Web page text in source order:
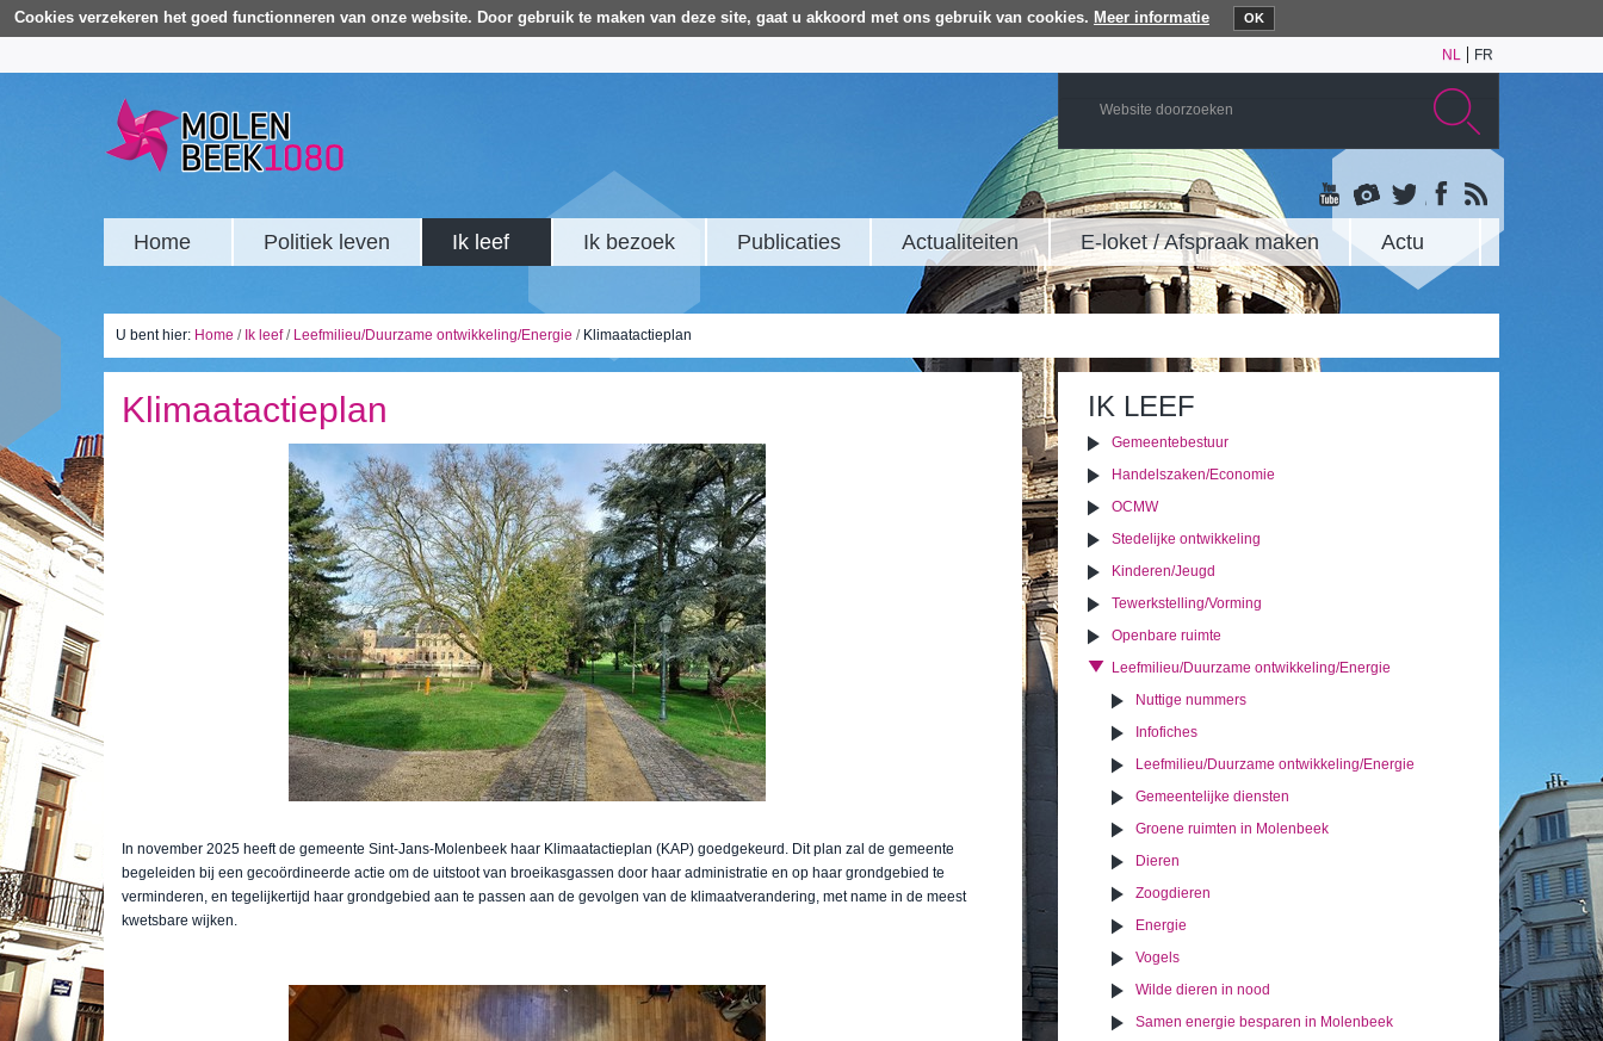
Cookies verzekeren het goed functionneren van onze website. Door gebruik te maken van deze site, gaat u akkoord met ons gebruik van cookies. Meer informatie OK
NL FR
Home Politiek leven Ik leef Ik bezoek Publicaties Actualiteiten E-loket / Afspraak maken Actu
U bent hier: Home / Ik leef / Leefmilieu/Duurzame ontwikkeling/Energie / Klimaatactieplan
Klimaatactieplan
In november 2025 heeft de gemeente Sint-Jans-Molenbeek haar Klimaatactieplan (KAP) goedgekeurd. Dit plan zal de gemeente
begeleiden bij een gecoördineerde actie om de uitstoot van broeikasgassen door haar administratie en op haar grondgebied te
verminderen, en tegelijkertijd haar grondgebied aan te passen aan de gevolgen van de klimaatverandering, met name in de meest
kwetsbare wijken.
IK LEEF
Gemeentebestuur
Handelszaken/Economie
OCMW
Stedelijke ontwikkeling
Kinderen/Jeugd
Tewerkstelling/Vorming
Openbare ruimte
Leefmilieu/Duurzame ontwikkeling/Energie
Nuttige nummers
Infofiches
Leefmilieu/Duurzame ontwikkeling/Energie
Gemeentelijke diensten
Groene ruimten in Molenbeek
Dieren
Zoogdieren
Energie
Vogels
Wilde dieren in nood
Samen energie besparen in Molenbeek